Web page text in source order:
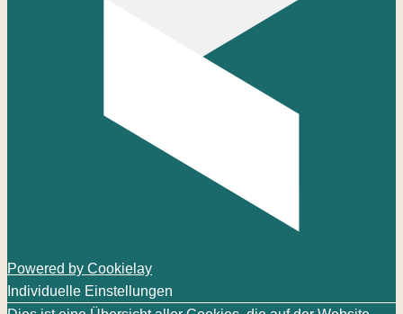
Powered by Cookielay
Individuelle Einstellungen